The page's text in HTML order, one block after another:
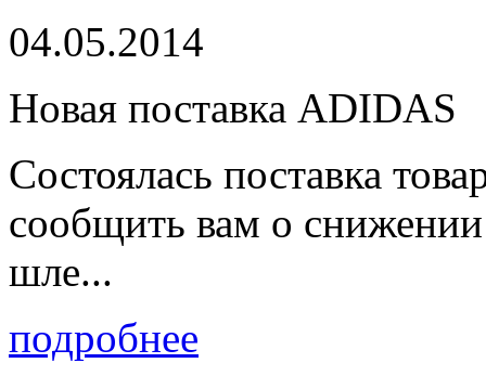
04.05.2014
Новая поставка ADIDAS
Состоялась поставка
сообщить вам о
шле...
подробнее